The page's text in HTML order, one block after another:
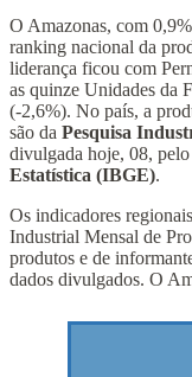
O Amazonas, com
ranking nacional da
liderança ficou com
as quinze Unidades da
(-2,6%). No país, a
são da Pesquisa
divulgada hoje, 08, pelo
Estatística (IBGE).
Os indicadores
Industrial Mensal de
produtos e de
dados divulgados. O